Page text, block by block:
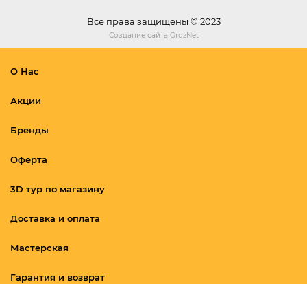
Все права защищены © 2023
Создание сайта GrozNet
О Нас
Акции
Бренды
Оферта
3D тур по магазину
Доставка и оплата
Мастерская
Гарантия и возврат